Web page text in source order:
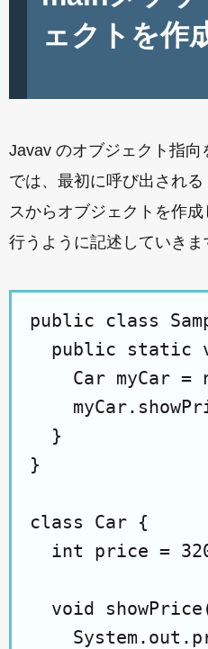
ェクトを作
Javav のオブジェクト指
では、最初に呼び出され
スからオブジェクトを作
行うように記述していきま
public class
public static
Car myCar =
  }
}
class Car {
int price =
void